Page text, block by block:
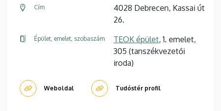
Cím
4028 Debrecen, Kassai út
26.
Épület, emelet, szobaszám TEOK épület, 1. emelet,
305 (tanszékvezetői
iroda)
Weboldal Tudóstér profil